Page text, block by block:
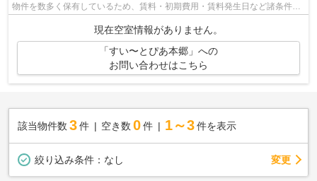
物件を数多く保有しているため、賃料・初期費用・賃料発生日など諸条件を
何でもご相談くださいませ！！
現在空室情報がありません。
「すい〜とぴあ本郷」への
お問い合わせはこちら
該当物件数 3件 空き数 0 件 1～3 件を表示
絞り込み条件： なし 変更